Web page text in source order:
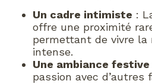
Un cadre intimiste :
offre une proximité
permettant de vivre la
intense.
Une ambiance festive
passion avec d’autres